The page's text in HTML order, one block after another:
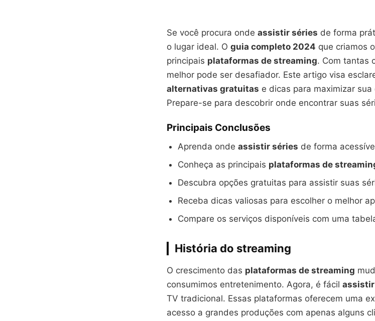
Se você procura onde assistir séries de forma
o lugar ideal. O guia completo 2024 que criamos
principais plataformas de streaming. Com tantas
melhor pode ser desafiador. Este artigo visa
alternativas gratuitas e dicas para maximizar
Prepare-se para descobrir onde encontrar suas
Principais Conclusões
Aprenda onde assistir séries de forma
Conheça as principais plataformas de
Descubra opções gratuitas para assistir suas
Receba dicas valiosas para escolher o melhor
Compare os serviços disponíveis com uma
História do streaming
O crescimento das plataformas de streaming
consumimos entretenimento. Agora, é fácil
TV tradicional. Essas plataformas oferecem uma
acesso a grandes produções com apenas alguns